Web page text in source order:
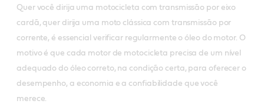
Quer você dirija uma motocicleta com transmissão por eixo
cardã, quer dirija uma moto clássica com transmissão por
corrente, é essencial verificar regularmente o óleo do motor. O
motivo é que cada motor de motocicleta precisa de um nível
adequado do óleo correto, na condição certa, para oferecer o
desempenho, a economia e a confiabilidade que você
merece.